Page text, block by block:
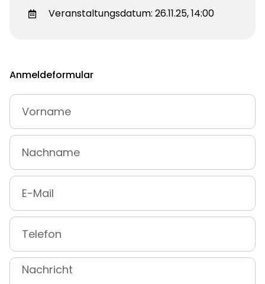
Veranstaltungsdatum: 26.11.25, 14:00
Anmeldeformular